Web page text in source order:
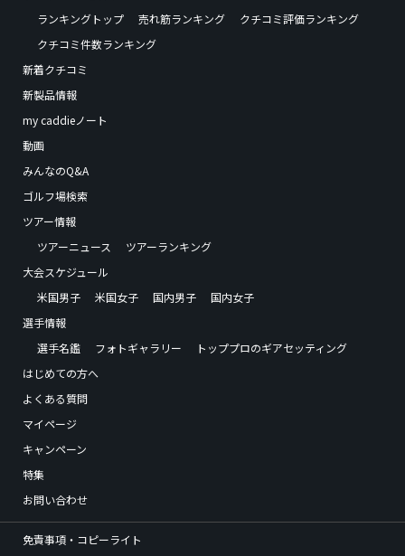
ランキングトップ
売れ筋ランキング
クチコミ評価ランキング
クチコミ件数ランキング
新着クチコミ
新製品情報
my caddieノート
動画
みんなのQ&A
ゴルフ場検索
ツアー情報
ツアーニュース
ツアーランキング
大会スケジュール
米国男子
米国女子 国内男子
国内女子
選手情報
選手名鑑
フォトギャラリー
トッププロのギアセッティング
はじめての方へ
よくある質問
マイページ
キャンペーン
特集
お問い合わせ
免責事項・コピーライト